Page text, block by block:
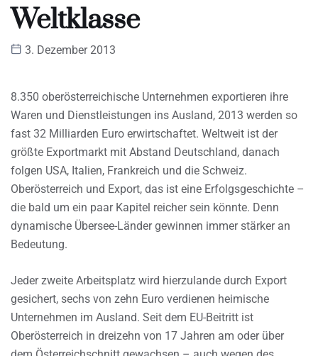
Weltklasse
3. Dezember 2013
8.350 oberösterreichische Unternehmen exportieren ihre
Waren und Dienstleistungen ins Ausland, 2013 werden so
fast 32 Milliarden Euro erwirtschaftet. Weltweit ist der
größte Exportmarkt mit Abstand Deutschland, danach
folgen USA, Italien, Frankreich und die Schweiz.
Oberösterreich und Export, das ist eine Erfolgsgeschichte –
die bald um ein paar Kapitel reicher sein könnte. Denn
dynamische Übersee-Länder gewinnen immer stärker an
Bedeutung.
Jeder zweite Arbeitsplatz wird hierzulande durch Export
gesichert, sechs von zehn Euro verdienen heimische
Unternehmen im Ausland. Seit dem EU-Beitritt ist
Oberösterreich in dreizehn von 17 Jahren am oder über